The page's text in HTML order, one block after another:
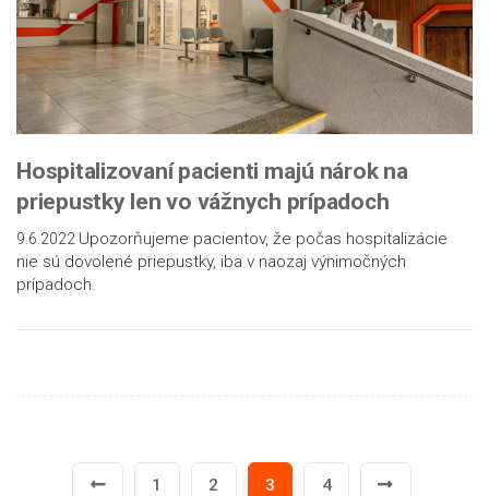
Hospitalizovaní pacienti majú nárok na
priepustky len vo vážnych prípadoch
9.6.2022 Upozorňujeme pacientov, že počas hospitalizácie
nie sú dovolené priepustky, iba v naozaj výnimočných
prípadoch.
1 2 3 4